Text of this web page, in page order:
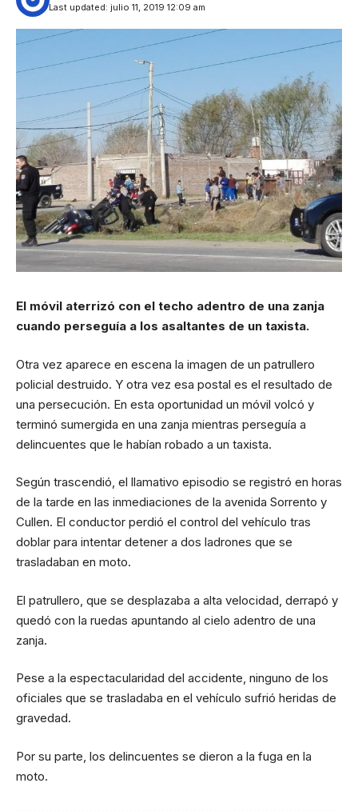
Last updated: julio 11, 2019 12:09 am
El móvil aterrizó con el techo adentro de una zanja
cuando perseguía a los asaltantes de un taxista.
Otra vez aparece en escena la imagen de un patrullero
policial destruido. Y otra vez esa postal es el resultado de
una persecución. En esta oportunidad un móvil volcó y
terminó sumergida en una zanja mientras perseguía a
delincuentes que le habían robado a un taxista.
Según trascendió, el llamativo episodio se registró en horas
de la tarde en las inmediaciones de la avenida Sorrento y
Cullen. El conductor perdió el control del vehículo tras
doblar para intentar detener a dos ladrones que se
trasladaban en moto.
El patrullero, que se desplazaba a alta velocidad, derrapó y
quedó con la ruedas apuntando al cielo adentro de una
zanja.
Pese a la espectacularidad del accidente, ninguno de los
oficiales que se trasladaba en el vehículo sufrió heridas de
gravedad.
Por su parte, los delincuentes se dieron a la fuga en la
moto.